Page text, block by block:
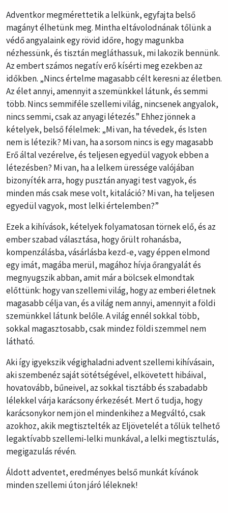
Adventkor megmérettetik a lelkünk, egyfajta belső
magányt élhetünk meg. Mintha eltávolodnának tőlünk a
védő angyalaink egy rövid időre, hogy magunkba
nézhessünk, és tisztán megláthassuk, mi lakozik bennünk.
Az embert számos negatív erő kísérti meg ezekben az
időkben. „Nincs értelme magasabb célt keresni az életben.
Az élet annyi, amennyit a szemünkkel látunk, és semmi
több. Nincs semmiféle szellemi világ, nincsenek angyalok,
nincs semmi, csak az anyagi létezés.” Ehhez jönnek a
kételyek, belső félelmek: „Mi van, ha tévedek, és Isten
nem is létezik? Mi van, ha a sorsom nincs is egy magasabb
Erő által vezérelve, és teljesen egyedül vagyok ebben a
létezésben? Mi van, ha a lelkem üressége valójában
bizonyíték arra, hogy pusztán anyagi test vagyok, és
minden más csak mese volt, kitaláció? Mi van, ha teljesen
egyedül vagyok, most lelki értelemben?”
Ezek a kihívások, kételyek folyamatosan törnek elő, és az
ember szabad választása, hogy őrült rohanásba,
kompenzálásba, vásárlásba kezd-e, vagy éppen elmond
egy imát, magába merül, magához hívja őrangyalát és
megnyugszik abban, amit már a bölcsek elmondtak
előttünk: hogy van szellemi világ, hogy az emberi életnek
magasabb célja van, és a világ nem annyi, amennyit a földi
szemünkkel látunk belőle. A világ ennél sokkal több,
sokkal magasztosabb, csak mindez földi szemmel nem
látható.
Aki így igyekszik végighaladni advent szellemi kihívásain,
aki szembenéz saját sötétségével, elkövetett hibáival,
hovatovább, bűneivel, az sokkal tisztább és szabadabb
lélekkel várja karácsony érkezését. Mert ő tudja, hogy
karácsonykor nem jön el mindenkihez a Megváltó, csak
azokhoz, akik megtisztelték az Eljövetelét a tőlük telhető
legaktívabb szellemi-lelki munkával, a lelki megtisztulás,
megigazulás révén.
Áldott adventet, eredményes belső munkát kívánok
minden szellemi úton járó léleknek!